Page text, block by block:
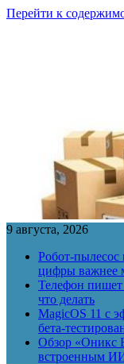
Перейти к
9 августа, 2026
Робот-пылесос
цифры важнее
Телефон пишет
что делать
MagicOS 11 с
бета-
Обзор «Оникс
встроенным